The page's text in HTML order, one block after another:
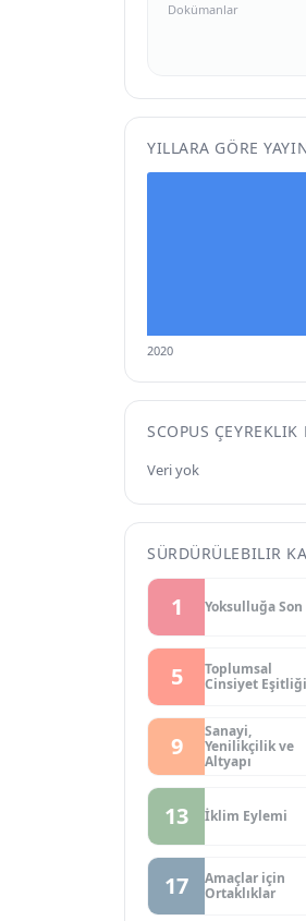
Dokümanlar
YILLARA GÖRE
2020
SCOPUS
Veri yok
SÜRDÜRÜLEBILIR
1 Yoksulluğa Son
5
Toplumsal
Cinsiyet Eşitliği
9
Sanayi,
Yenilikçilik ve
Altyapı
13 İklim Eylemi
17
Amaçlar için
Ortaklıklar